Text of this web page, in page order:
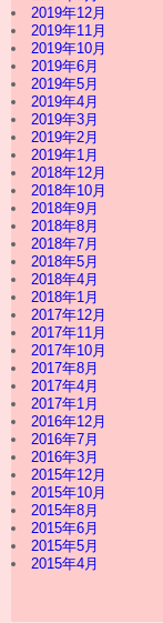
2019年12月
2019年11月
2019年10月
2019年6月
2019年5月
2019年4月
2019年3月
2019年2月
2019年1月
2018年12月
2018年10月
2018年9月
2018年8月
2018年7月
2018年5月
2018年4月
2018年1月
2017年12月
2017年11月
2017年10月
2017年8月
2017年4月
2017年1月
2016年12月
2016年7月
2016年3月
2015年12月
2015年10月
2015年8月
2015年6月
2015年5月
2015年4月